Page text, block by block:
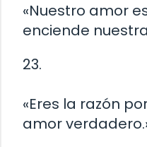
«Nuestro amor
enciende
23.
«Eres la razón
amor